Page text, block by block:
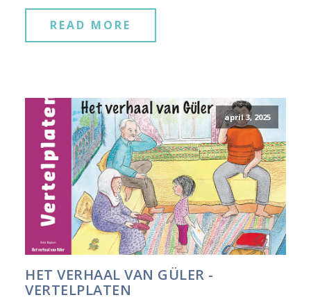
READ MORE
april 3, 2025
HET VERHAAL VAN GÜLER -
VERTELPLATEN